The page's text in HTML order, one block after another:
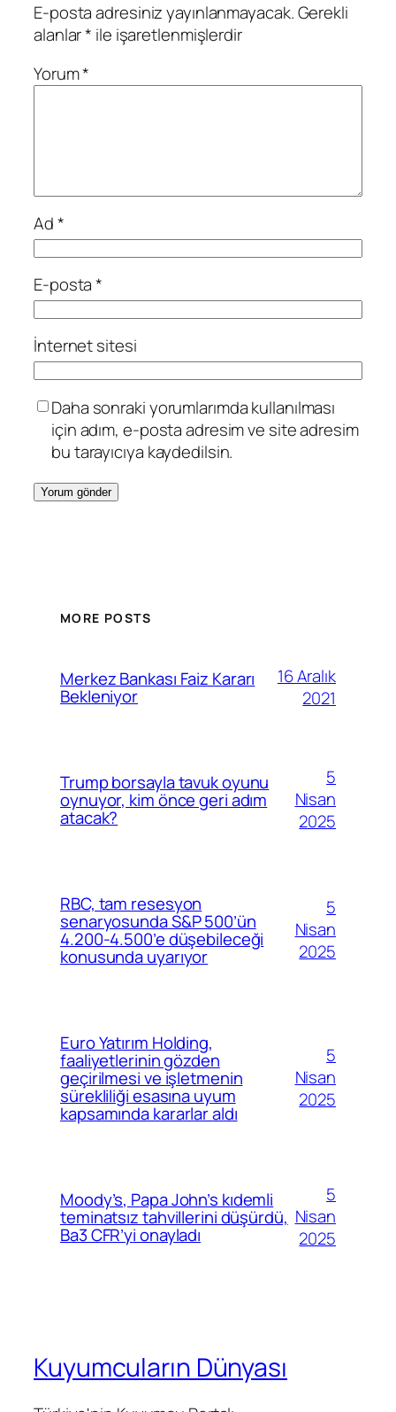
E-posta adresiniz yayınlanmayacak.Gerekli
alanlar* ile işaretlenmişlerdir
Yorum*
Ad*
E-posta*
İnternet sitesi
Daha sonraki yorumlarımda kullanılması
için adım, e-posta adresim ve site adresim
bu tarayıcıya kaydedilsin.
MORE POSTS
Merkez Bankası Faiz Kararı
Bekleniyor
16 Aralık
2021
Trump borsayla tavuk oyunu
oynuyor, kim önce geri adım
atacak?
5
Nisan
2025
RBC, tam resesyon
senaryosunda S&P 500’ün
4.200-4.500’e düşebileceği
konusunda uyarıyor
5
Nisan
2025
Euro Yatırım Holding,
faaliyetlerinin gözden
geçirilmesi ve işletmenin
sürekliliği esasına uyum
kapsamında kararlar aldı
5
Nisan
2025
Moody’s, Papa John’s kıdemli
teminatsız tahvillerini düşürdü,
Ba3 CFR’yi onayladı
5
Nisan
2025
Kuyumcuların Dünyası